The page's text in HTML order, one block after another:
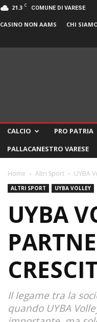
21.3 C COMUNE DI VARESE
CASINO NON AAMS CHI
CALCIO PRO PATRIA
PALLACANESTRO VARESE
Home Altri Sport UYBA
ALTRI SPORT UYBA VOLLEY
UYBA
Il legame tra la
quando UYBA